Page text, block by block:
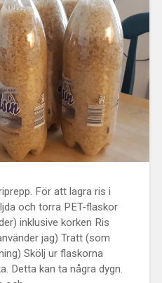
För att lagra ris i
och torra PET-flaskor
inklusive korken Ris
jag) Tratt (som
Skölj ur flaskorna
Detta kan ta några dygn.